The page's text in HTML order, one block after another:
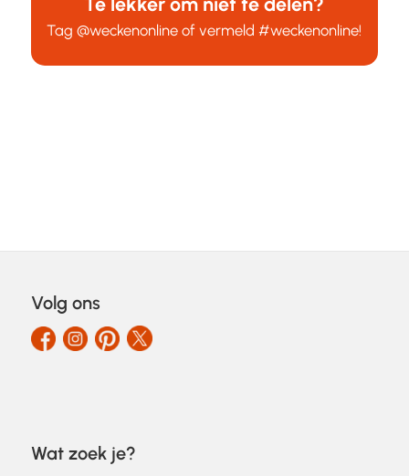
Tag@weckenonline of vermeld#weckenonline!
Volg ons
Wat zoek je?